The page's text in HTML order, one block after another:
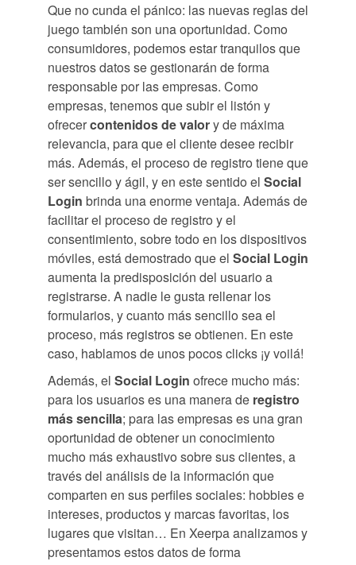
Que no cunda el pánico: las nuevas reglas del
juego también son una oportunidad. Como
consumidores, podemos estar tranquilos que
nuestros datos se gestionarán de forma
responsable por las empresas. Como
empresas, tenemos que subir el listón y
ofrecercontenidos de valory de máxima
relevancia, para que el cliente desee recibir
más. Además, el proceso de registro tiene que
ser sencillo y ágil, y en este sentido el Social
Login brinda una enorme ventaja. Además de
facilitar el proceso de registro y el
consentimiento, sobre todo en los dispositivos
móviles, está demostrado que el Social Login
aumenta la predisposición del usuario a
registrarse. A nadie le gusta rellenar los
formularios, y cuanto más sencillo sea el
proceso, más registros se obtienen. En este
caso, hablamos de unos pocos clicks ¡y voilá!
Además, el Social Login ofrece mucho más:
para los usuarios es una manera de registro
más sencilla; para las empresas es una gran
oportunidad de obtener un conocimiento
mucho más exhaustivo sobre sus clientes, a
través del análisis de la información que
comparten en sus perfiles sociales: hobbies e
intereses, productos y marcas favoritas, los
lugares que visitan… En Xeerpa analizamos y
presentamos estos datos de forma